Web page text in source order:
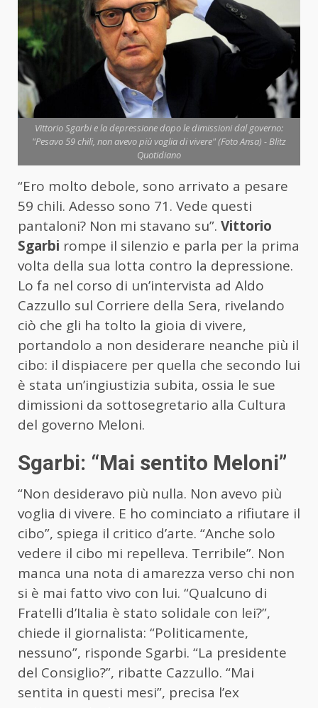
Vittorio Sgarbi e la depressione dopo le dimissioni dal governo:
"Pesavo 59 chili, non avevo più voglia di vivere" (Foto Ansa) - Blitz
Quotidiano
“Ero molto debole, sono arrivato a pesare
59 chili. Adesso sono 71. Vede questi
pantaloni? Non mi stavano su”. Vittorio
Sgarbi rompe il silenzio e parla per la prima
volta della sua lotta contro la depressione.
Lo fa nel corso di un’intervista ad Aldo
Cazzullo sul Corriere della Sera, rivelando
ciò che gli ha tolto la gioia di vivere,
portandolo a non desiderare neanche più il
cibo: il dispiacere per quella che secondo lui
è stata un’ingiustizia subita, ossia le sue
dimissioni da sottosegretario alla Cultura
del governo Meloni.
Sgarbi: “Mai sentito Meloni”
“Non desideravo più nulla. Non avevo più
voglia di vivere. E ho cominciato a rifiutare il
cibo”, spiega il critico d’arte. “Anche solo
vedere il cibo mi repelleva. Terribile”. Non
manca una nota di amarezza verso chi non
si è mai fatto vivo con lui. “Qualcuno di
Fratelli d’Italia è stato solidale con lei?”,
chiede il giornalista: “Politicamente,
nessuno”, risponde Sgarbi. “La presidente
del Consiglio?”, ribatte Cazzullo. “Mai
sentita in questi mesi”, precisa l’ex